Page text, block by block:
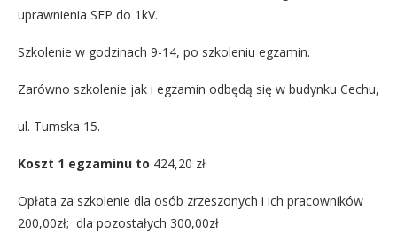
uprawnienia SEP do 1kV.
Szkolenie w godzinach 9-14, po szkoleniu egzamin.
Zarówno szkolenie jak i egzamin odbędą się w budynku Cechu,
ul. Tumska 15.
Koszt 1 egzaminu to 424,20 zł
Opłata za szkolenie dla osób zrzeszonych i ich pracowników
200,00zł; dla pozostałych 300,00zł